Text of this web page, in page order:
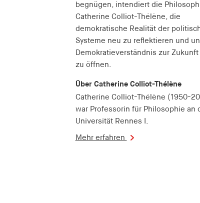
begnügen, intendiert die
Catherine Colliot-Thélène, die
demokratische Realität der
Systeme neu zu reflektieren und
Demokratieverständnis zur Zukunft
zu öffnen.
Über Catherine Colliot-Thélène
Catherine Colliot-Thélène (1950-
war Professorin für Philosophie an
Universität Rennes I.
Mehr erfahren